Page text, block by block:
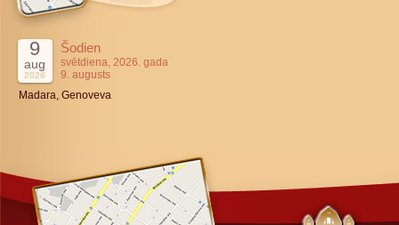
9
aug
2026
Šodien
svētdiena, 2026. gada
9. augusts
Madara, Genoveva